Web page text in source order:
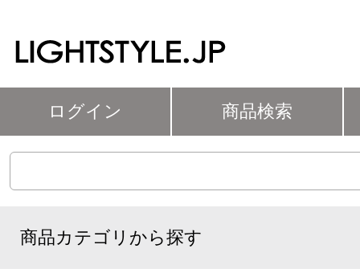
ログイン 商品検索
商品カテゴリから探す